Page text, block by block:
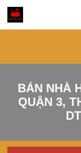
BÁN NHÀ
QUẬN 3,